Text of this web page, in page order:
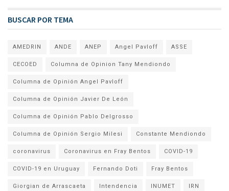
BUSCAR POR TEMA
AMEDRIN ANDE ANEP Angel Pavloff ASSE
CECOED Columna de Opinion Tany Mendiondo
Columna de Opinión Angel Pavloff
Columna de Opinión Javier De León
Columna de Opinión Pablo Delgrosso
Columna de Opinión Sergio Milesi Constante Mendiondo
coronavirus Coronavirus en Fray Bentos COVID-19
COVID-19 en Uruguay Fernando Doti Fray Bentos
Giorgian de Arrascaeta Intendencia INUMET IRN